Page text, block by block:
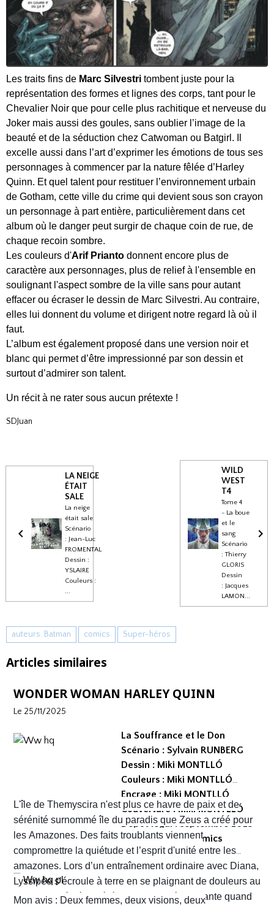
Les traits fins de Marc Silvestri tombent juste pour la
représentation des formes et lignes des corps, tant pour le
Chevalier Noir que pour celle plus rachitique et nerveuse du
Joker mais aussi des goules, sans oublier l’image de la
beauté et de la séduction chez Catwoman ou Batgirl. Il
excelle aussi dans l’art d’exprimer les émotions de tous ses
personnages à commencer par la nature fêlée d’Harley
Quinn. Et quel talent pour restituer l’environnement urbain
de Gotham, cette ville du crime qui devient sous son crayon
un personnage à part entière, particulièrement dans cet
album où le danger peut surgir de chaque coin de rue, de
chaque recoin sombre.
Les couleurs d'Arif Prianto donnent encore plus de
caractère aux personnages, plus de relief à l'ensemble en
soulignant l'aspect sombre de la ville sans pour autant
effacer ou écraser le dessin de Marc Silvestri. Au contraire,
elles lui donnent du volume et dirigent notre regard là où il
faut.
L’album est également proposé dans une version noir et
blanc qui permet d’être impressionné par son dessin et
surtout d’admirer son talent.
Un récit à ne rater sous aucun prétexte !
SDJuan
LA NEIGE
ÉTAIT
SALE
La neige
était sale
Scénario
: Jean-Luc
FROMENTAL
Dessin :
YSLAIRE
Couleurs :
...
WILD
WEST
T4
Tome 4
- La boue
et le
sang
Scénario
: Thierry
GLORIS
Dessin
: Jacques
LAMON...
auteurs. Batman comics Super-héros
Articles similaires
WONDER WOMAN HARLEY QUINN
Le 25/11/2025
La Souffrance et le Don
Scénario : Sylvain RUNBERG
Dessin : Miki MONTLLÓ
Couleurs : Miki MONTLLÓ
Encrage : Miki MONTLLÓ
Couverture : Miki MONTLLÓ
Dépot légal : septembre 2025
Editeur : Urban Comics
Collection : DC Créations
Format comics cartonné
EAN/ISBN : 979-10-26822-81-3
Nombre de pages : 128
L'île de Themyscira n'est plus ce havre de paix et de
sérénité surnommé île du paradis que Zeus a créé pour
les Amazones. Des faits troublants viennent
compromettre la quiétude et l’esprit d'unité entre les
amazones. Lors d’un entraînement ordinaire avec Diana,
Lyssipée s’écroule à terre en se plaignant de douleurs au
ventre. La vérité se révèle plus que dérangeante quand
Mon avis : Deux femmes, deux visions, deux